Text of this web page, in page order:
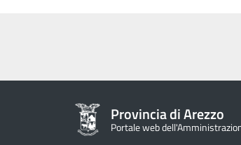
Provincia di Arezzo
Portale web